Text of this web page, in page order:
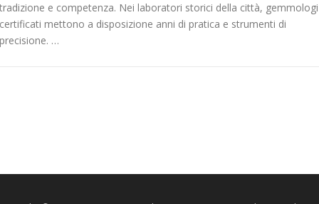
tradizione e competenza. Nei laboratori storici della città, gemmologi
certificati mettono a disposizione anni di pratica e strumenti di
precisione. …